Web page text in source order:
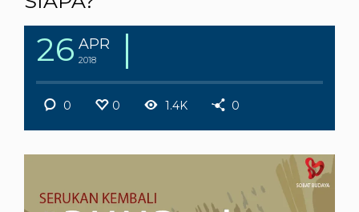
26 APR
2018
0 0 1.4K 0